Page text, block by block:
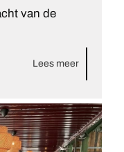
van de
Lees meer